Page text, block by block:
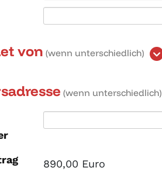
von (wenn unterschiedlich)
(wenn unterschiedlich)
890,00 Euro